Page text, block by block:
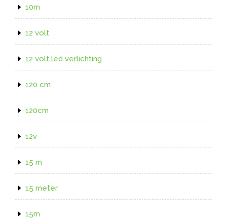
10m
12 volt
12 volt led verlichting
120 cm
120cm
12v
15 m
15 meter
15m